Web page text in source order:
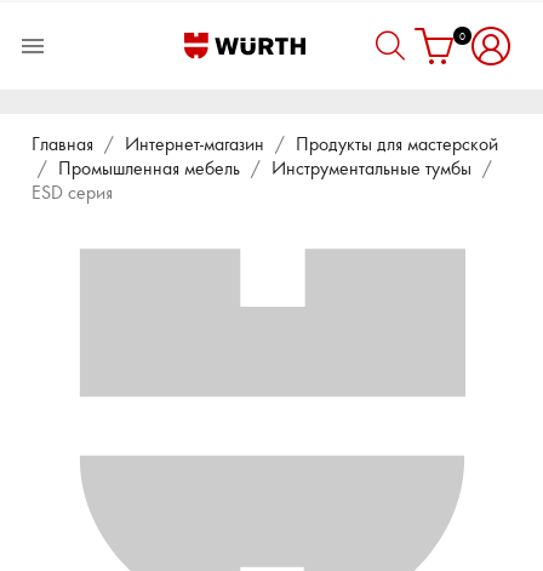
 0
Главная Интернет-магазин
Продукты для мастерской
Промышленная мебель
Инструментальные тумбы
ESD серия